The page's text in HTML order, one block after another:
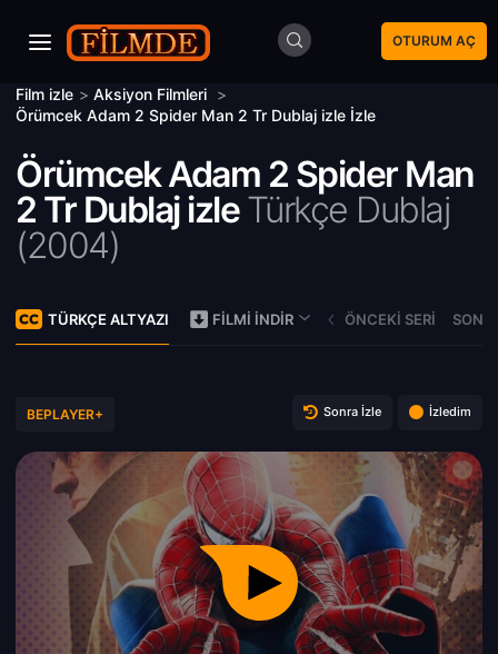
OTURUM AÇ
Film izle > Aksiyon Filmleri >
Örümcek Adam 2 Spider Man 2 Tr Dublaj izle İzle
Örümcek Adam 2 Spider Man
2 Tr Dublaj izleTürkçe Dublaj
(2004)
TÜRKÇE ALTYAZI FILMI İNDIR ÖNCEKI SERI
BEPLAYER+ Sonra İzle İzledim